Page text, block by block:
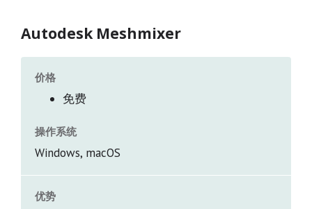
Autodesk Meshmixer
价格
免费
操作系统
Windows, macOS
优势